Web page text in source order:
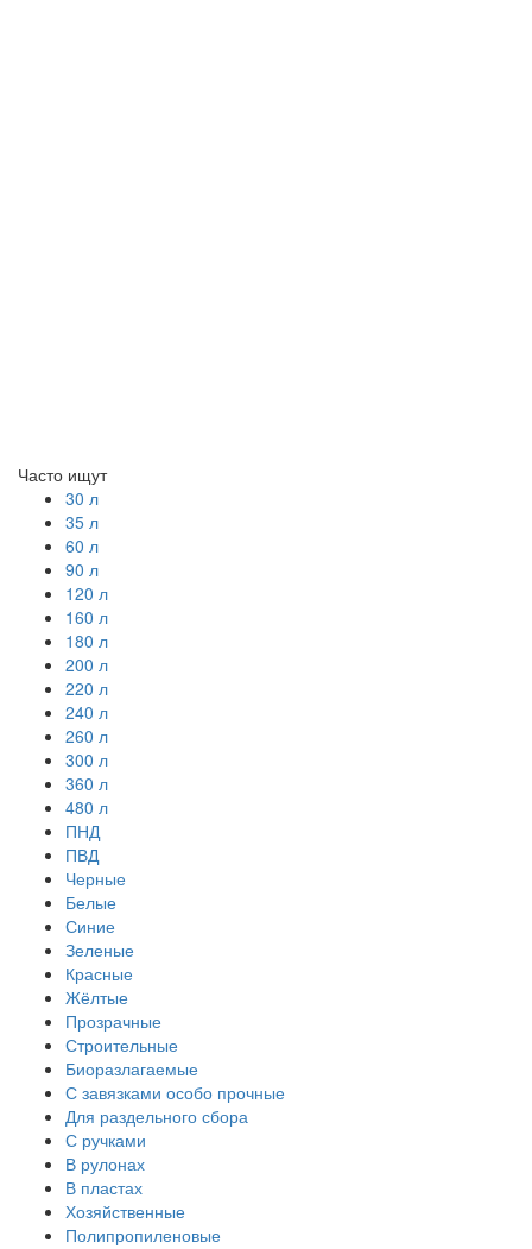
Часто ищут
30 л
35 л
60 л
90 л
120 л
160 л
180 л
200 л
220 л
240 л
260 л
300 л
360 л
480 л
ПНД
ПВД
Черные
Белые
Синие
Зеленые
Красные
Жёлтые
Прозрачные
Строительные
Биоразлагаемые
С завязками особо прочные
Для раздельного сбора
С ручками
В рулонах
В пластах
Хозяйственные
Полипропиленовые